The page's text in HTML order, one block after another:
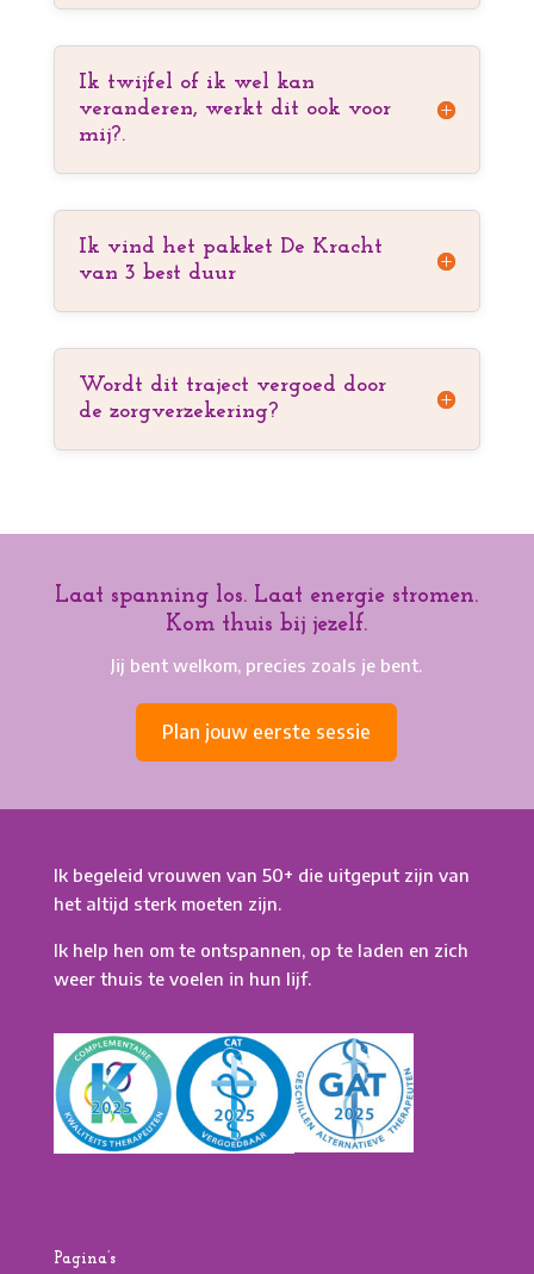
Ik twijfel of ik wel kan
veranderen, werkt dit ook voor
mij?.
Ik vind het pakket De Kracht
van 3 best duur
Wordt dit traject vergoed door
de zorgverzekering?
Laat spanning los. Laat energie stromen.
Kom thuis bij jezelf.
Jij bent welkom, precies zoals je bent.
Plan jouw eerste sessie
Ik begeleid vrouwen van 50+ die uitgeput zijn van
het altijd sterk moeten zijn.
Ik help hen om te ontspannen, op te laden en zich
weer thuis te voelen in hun lijf.
Pagina’s